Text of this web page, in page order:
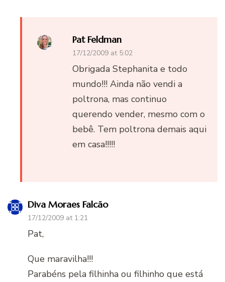
Pat Feldman
17/12/2009 at 5:02
Obrigada Stephanita e todo
mundo!!! Ainda não vendi a
poltrona, mas continuo
querendo vender, mesmo com o
bebê. Tem poltrona demais aqui
em casa!!!!!
Diva Moraes Falcão
17/12/2009 at 1:21
Pat,
Que maravilha!!!
Parabéns pela filhinha ou filhinho que está